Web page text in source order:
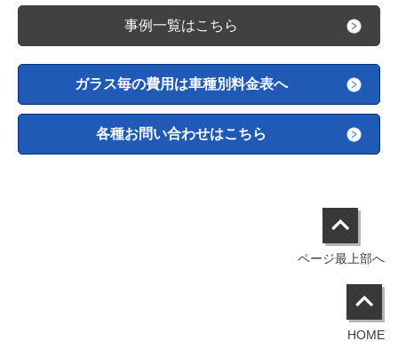
事例一覧はこちら
ガラス毎の費用は車種別料金表へ
各種お問い合わせはこちら
ページ最上部へ
HOME